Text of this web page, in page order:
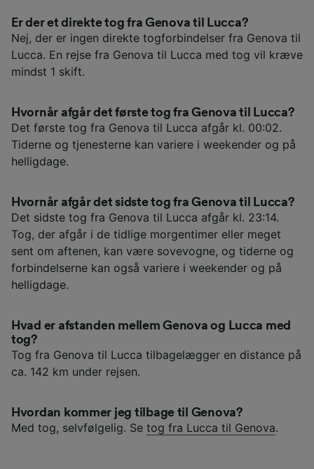
Er der et direkte tog fra Genova til Lucca?
Nej, der er ingen direkte togforbindelser fra Genova til
Lucca. En rejse fra Genova til Lucca med tog vil kræve
mindst 1 skift.
Hvornår afgår det første tog fra Genova til Lucca?
Det første tog fra Genova til Lucca afgår kl. 00:02.
Tiderne og tjenesterne kan variere i weekender og på
helligdage.
Hvornår afgår det sidste tog fra Genova til Lucca?
Det sidste tog fra Genova til Lucca afgår kl. 23:14.
Tog, der afgår i de tidlige morgentimer eller meget
sent om aftenen, kan være sovevogne, og tiderne og
forbindelserne kan også variere i weekender og på
helligdage.
Hvad er afstanden mellem Genova og Lucca med
tog?
Tog fra Genova til Lucca tilbagelægger en distance på
ca. 142 km under rejsen.
Hvordan kommer jeg tilbage til Genova?
Med tog, selvfølgelig. Se tog fra Lucca til Genova.